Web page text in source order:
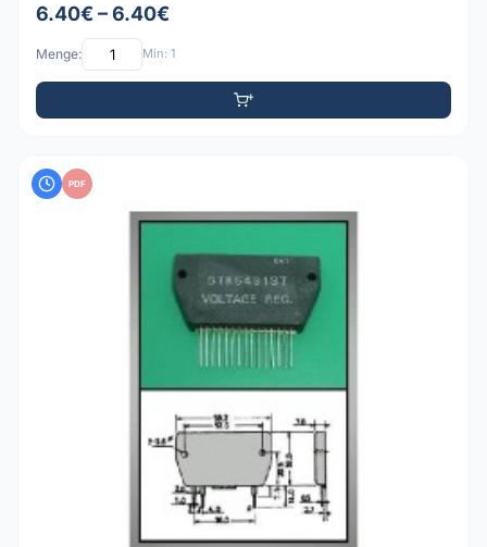
6.40€ – 6.40€
Menge: Min: 1
PDF